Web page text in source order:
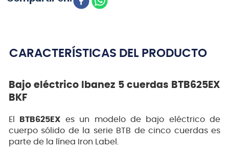
CARACTERÍSTICAS DEL PRODUCTO
Bajo eléctrico Ibanez 5 cuerdas BTB625EX
BKF
El BTB625EX es un modelo de bajo eléctrico de
cuerpo sólido de la serie BTB de cinco cuerdas es
parte de la línea Iron Label.